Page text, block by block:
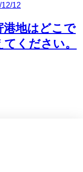
12
港地はどこで
ください。